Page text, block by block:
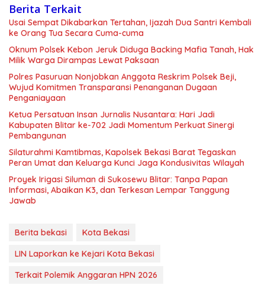
Berita Terkait
Usai Sempat Dikabarkan Tertahan, Ijazah Dua Santri Kembali
ke Orang Tua Secara Cuma-cuma
Oknum Polsek Kebon Jeruk Diduga Backing Mafia Tanah, Hak
Milik Warga Dirampas Lewat Paksaan
Polres Pasuruan Nonjobkan Anggota Reskrim Polsek Beji,
Wujud Komitmen Transparansi Penanganan Dugaan
Penganiayaan
Ketua Persatuan Insan Jurnalis Nusantara: Hari Jadi
Kabupaten Blitar ke-702 Jadi Momentum Perkuat Sinergi
Pembangunan
Silaturahmi Kamtibmas, Kapolsek Bekasi Barat Tegaskan
Peran Umat dan Keluarga Kunci Jaga Kondusivitas Wilayah
Proyek Irigasi Siluman di Sukosewu Blitar: Tanpa Papan
Informasi, Abaikan K3, dan Terkesan Lempar Tanggung
Jawab
Berita bekasi
Kota Bekasi
LIN Laporkan ke Kejari Kota Bekasi
Terkait Polemik Anggaran HPN 2026